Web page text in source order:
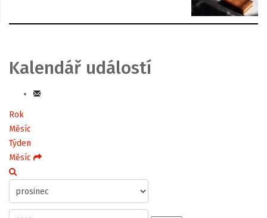
Kalendář událostí
Rok
Měsíc
Týden
Měsíc